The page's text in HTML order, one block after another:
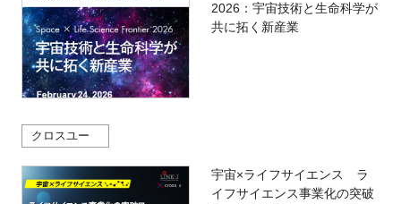
2026：宇宙技術と生命科学が
共に拓く新産業
クロスユー
宇宙×ライフサイエンス ラ
イフサイエンス事業化の突破